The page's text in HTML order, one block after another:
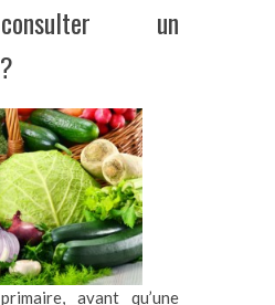
un
avant qu’une